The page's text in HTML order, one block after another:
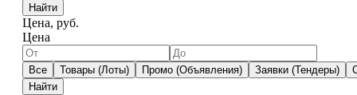
Найти
Цена, руб.
Цена
Все Товары (Лоты) Промо (Объявления) Заявки (Тендеры)